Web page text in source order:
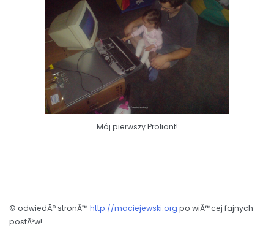
Mój pierwszy Proliant!
© odwiedÅº stronÄ™ http://maciejewski.org po wiÄ™cej fajnych
postÃ³w!